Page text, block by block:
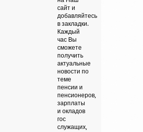
сайт и
добавляйтесь
в закладки.
Каждый
час Вы
сможете
получить
актуальные
новости по
теме
пенсии и
пенсионеров,
зарплаты
и окладов
гос
служащих,